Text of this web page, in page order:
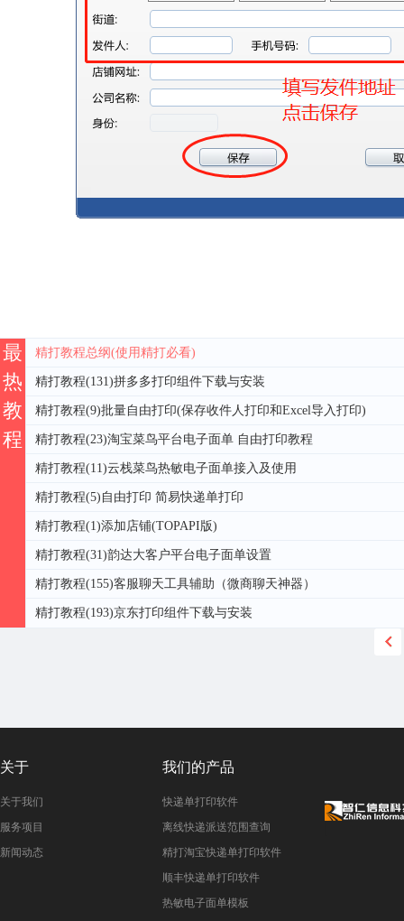
最
热
教
程
精打教程总纲(使用精打必看)
精打教程(131)拼多多打印组件下载与安装
精打教程(9)批量自由打印(保存收件人打印和Excel导入打印)
精打教程(23)淘宝菜鸟平台电子面单 自由打印教程
精打教程(11)云栈菜鸟热敏电子面单接入及使用
精打教程(5)自由打印 简易快递单打印
精打教程(1)添加店铺(TOPAPI版)
精打教程(31)韵达大客户平台电子面单设置
精打教程(155)客服聊天工具辅助（微商聊天神器）
精打教程(193)京东打印组件下载与安装
关于
关于我们
服务项目
新闻动态
我们的产品
快递单打印软件
离线快递派送范围查询
精打淘宝快递单打印软件
顺丰快递单打印软件
热敏电子面单模板